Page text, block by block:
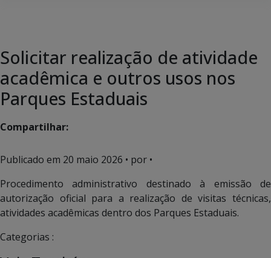
Solicitar realização de atividade
acadêmica e outros usos nos
Parques Estaduais
Compartilhar:
Publicado em 20 maio 2026 • por •
Procedimento administrativo destinado à emissão de
autorização oficial para a realização de visitas técnicas,
atividades acadêmicas dentro dos Parques Estaduais.
Categorias :